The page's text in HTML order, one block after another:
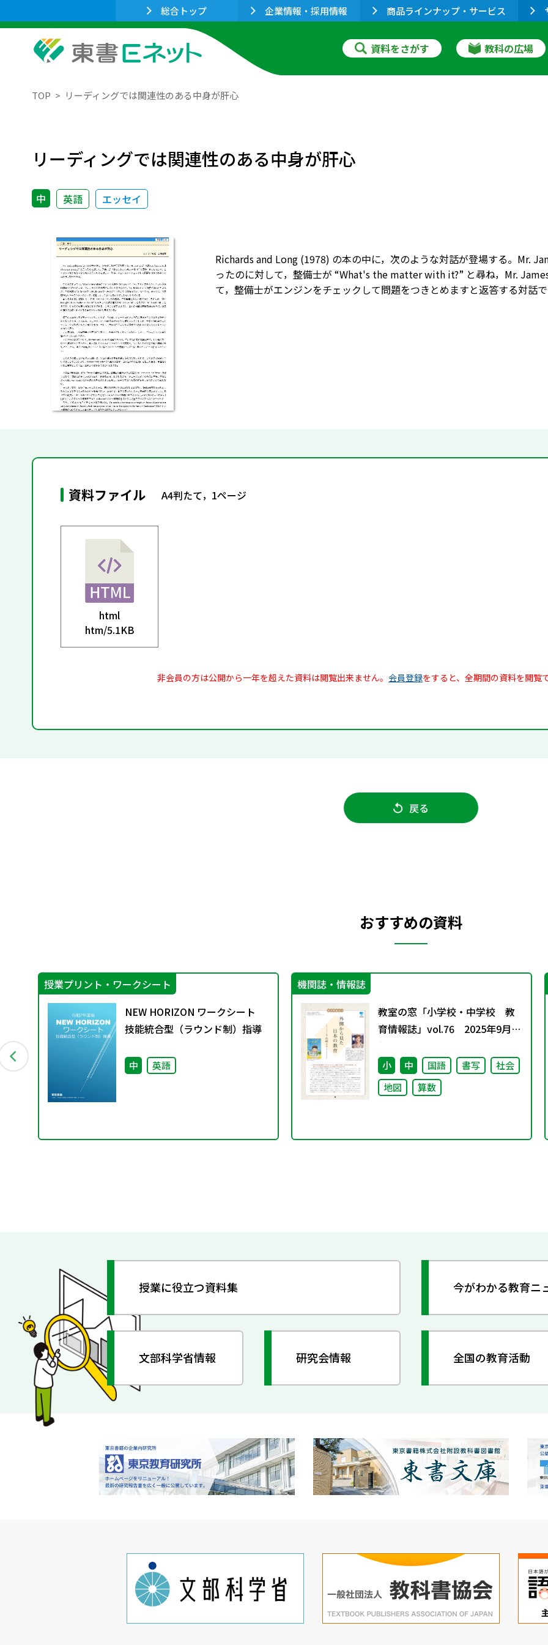
総合トップ 企業情報・採用情報 商品ラインナップ・サービス
資料をさがす 教科の広場
TOP リーディングでは関連性のある中身が肝心
リーディングでは関連性のある中身が肝心
中 英語 エッセイ
Richards and Long (1978) の本の中に，次のような対話が登場する。Mr.
ったのに対して，整備士が “What's the matter with it?” と尋ね，Mr.
て，整備士がエンジンをチェックして問題をつきとめますと返答する対話で
資料ファイル A4判たて，1ページ
html
htm/5.1KB
非会員の方は公開から一年を超えた資料は閲覧出来ません。 会員登録をすると、全期間の資料を閲覧
戻る
おすすめの資料
授業プリント・ワークシート
NEW HORIZON ワークシート
技能統合型（ラウンド制）指導
中 英語
機関誌・情報誌
教室の窓「小学校・中学校 教
育情報誌」vol.76 2025年9月発
行
小 中 国語 書写
社会
地図
算数
授業に役立つ資料集 今がわかる教育ニ
文部科学省情報 研究会情報 全国の教育活動